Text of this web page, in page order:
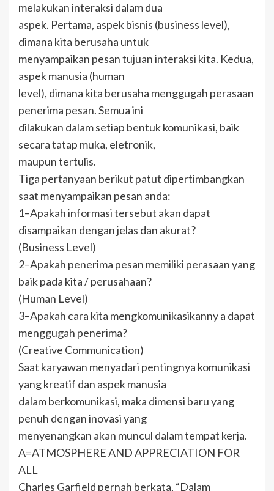
melakukan interaksi dalam dua
aspek. Pertama, aspek bisnis (business level),
dimana kita berusaha untuk
menyampaikan pesan tujuan interaksi kita. Kedua,
aspek manusia (human
level), dimana kita berusaha menggugah perasaan
penerima pesan. Semua ini
dilakukan dalam setiap bentuk komunikasi, baik
secara tatap muka, eletronik,
maupun tertulis.
Tiga pertanyaan berikut patut dipertimbangkan
saat menyampaikan pesan anda:
1–Apakah informasi tersebut akan dapat
disampaikan dengan jelas dan akurat?
(Business Level)
2–Apakah penerima pesan memiliki perasaan yang
baik pada kita / perusahaan?
(Human Level)
3–Apakah cara kita mengkomunikasikanny a dapat
menggugah penerima?
(Creative Communication)
Saat karyawan menyadari pentingnya komunikasi
yang kreatif dan aspek manusia
dalam berkomunikasi, maka dimensi baru yang
penuh dengan inovasi yang
menyenangkan akan muncul dalam tempat kerja.
A=ATMOSPHERE AND APPRECIATION FOR
ALL
Charles Garfield pernah berkata, “Dalam